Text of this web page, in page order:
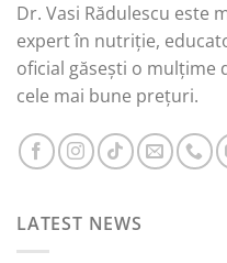
Dr. Vasi Rădulescu este
expert în nutriție,
oficial găsești o mulțime
cele mai bune prețuri.
LATEST NEWS